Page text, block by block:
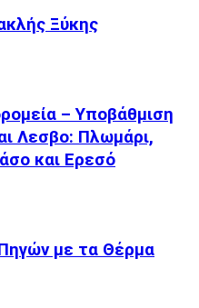
Ξύκης
– Υποβάθμιση
Λεσβο: Πλωμάρι,
και Ερεσό
με τα Θέρμα